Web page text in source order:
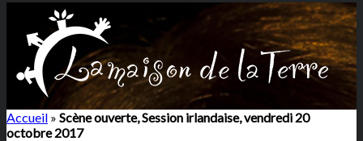
Accueil » Scène ouverte, Session irlandaise, vendredi 20
octobre 2017